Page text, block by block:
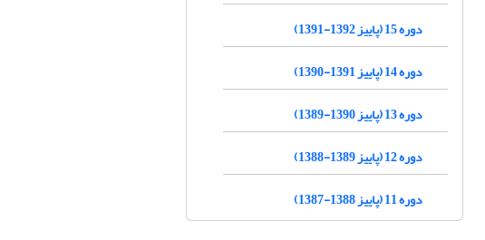
دوره 15 (پاییز 1392-1391)
دوره 14 (پاییز 1391-1390)
دوره 13 (پاییز 1390-1389)
دوره 12 (پاییز 1389-1388)
دوره 11 (پاییز 1388-1387)